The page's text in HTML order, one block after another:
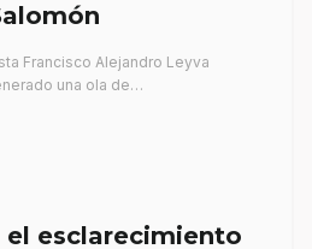
Francisco Alejandro Leyva
una ola de…
el esclarecimiento